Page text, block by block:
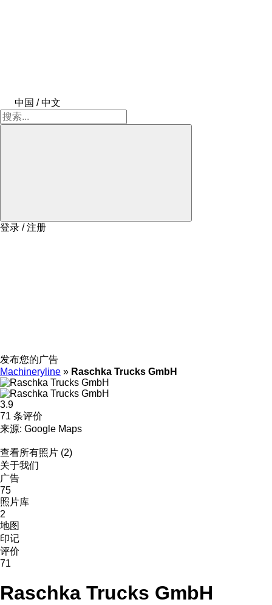
中国 / 中文
登录 / 注册
发布您的广告
Machineryline » Raschka Trucks GmbH
3.9
71 条评价
来源: Google Maps
查看所有照片 (2)
关于我们
广告
75
照片库
2
地图
印记
评价
71
Raschka Trucks GmbH